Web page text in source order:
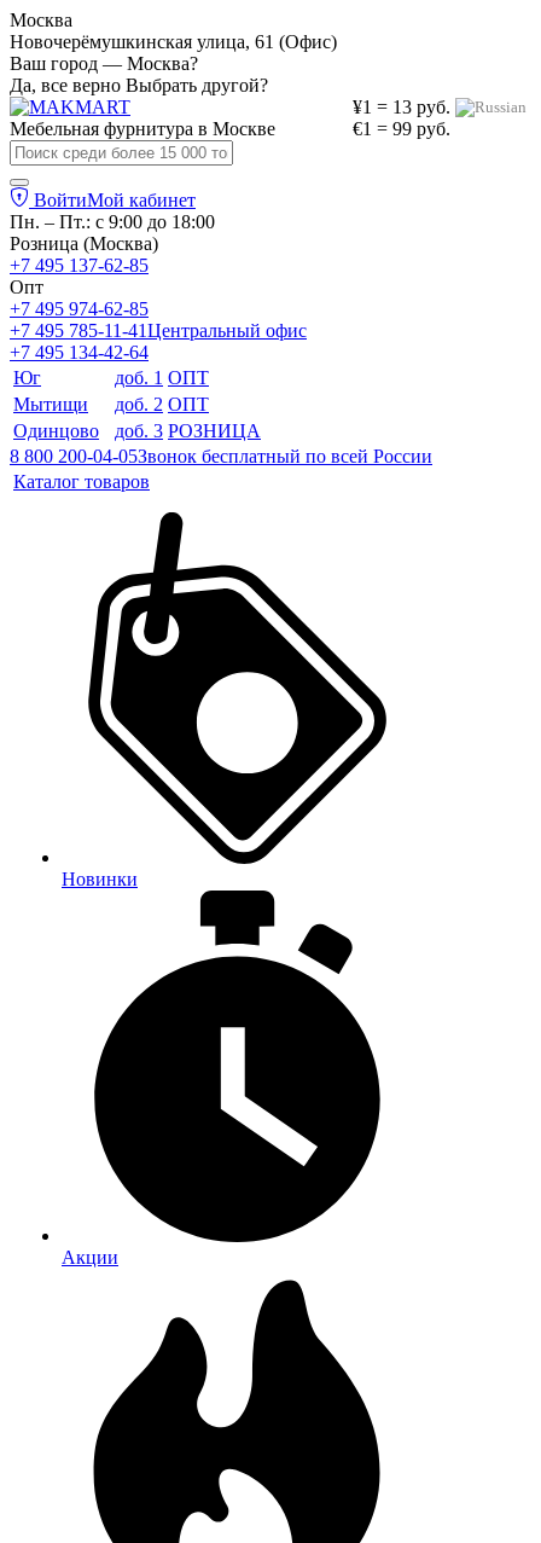
Москва
Новочерёмушкинская улица, 61 (Офис)
Ваш город — Москва?
Да, все верно Выбрать другой?
¥1 = 13 руб.
€1 = 99 руб.
Мебельная фурнитура в Москве
ВойтиМой кабинет
Пн. – Пт.: с 9:00 до 18:00
Розница (Москва)
+7 495 137-62-85
Опт
+7 495 974-62-85
+7 495 785-11-41Центральный офис
+7 495 134-42-64
Юг
доб. 1 ОПТ
Мытищи
доб. 2 ОПТ
Одинцово
доб. 3 РОЗНИЦА
8 800 200-04-05Звонок бесплатный по всей России
Каталог товаров
Новинки
Акции